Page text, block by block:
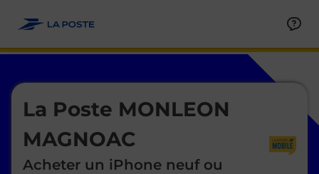
La Poste MONLEON
MAGNOAC
Acheter un iPhone neuf ou
Le lien s'ouvre dans un nouvel onglet